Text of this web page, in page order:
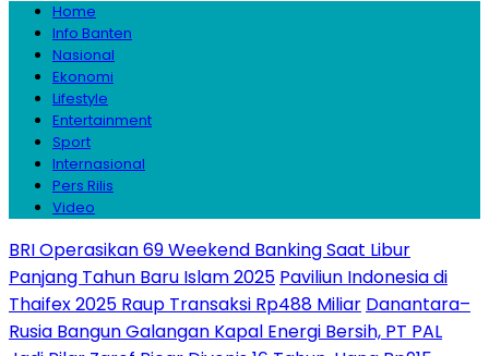
Home
Info Banten
Nasional
Ekonomi
Lifestyle
Entertainment
Sport
Internasional
Pers Rilis
Video
BRI Operasikan 69 Weekend Banking Saat Libur
Panjang Tahun Baru Islam 2025 Paviliun Indonesia di
Thaifex 2025 Raup Transaksi Rp488 Miliar Danantara–
Rusia Bangun Galangan Kapal Energi Bersih, PT PAL